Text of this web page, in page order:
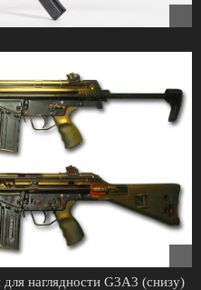
наглядности G3A3 (снизу)